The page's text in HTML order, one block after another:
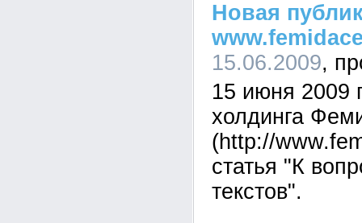
Новая
15.06.2009
15 июня 2009
холдинга
(http://
статья "К
текстов".